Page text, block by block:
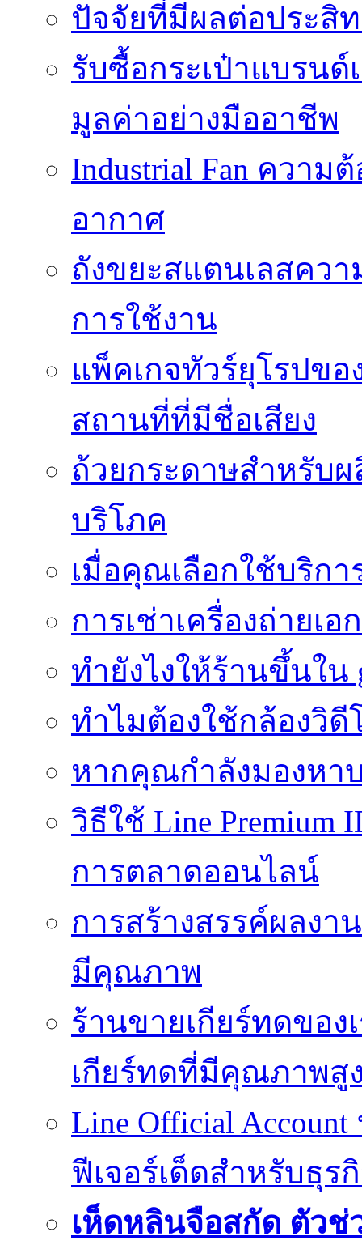
ปัจจัยที่มีผลต่อประสิ
รับซื้อกระเป๋าแบรนด์
มูลค่าอย่างมืออาชีพ
Industrial Fan ควา
อากาศ
ถังขยะสแตนเลสคว
การใช้งาน
แพ็คเกจทัวร์ยุโรปขอ
สถานที่ที่มีชื่อเสียง
ถ้วยกระดาษสำหรับ
บริโภค
เมื่อคุณเลือกใช้บริกา
การเช่าเครื่องถ่ายเ
ทํายังไงให้ร้านขึ้นใน
ทำไมต้องใช้กล้องวิดี
หากคุณกำลังมองหา
วิธีใช้ Line
การตลาดออนไลน์
การสร้างสรรค์ผลงา
มีคุณภาพ
ร้านขายเกียร์ทดของ
เกียร์ทดที่มีคุณภาพสู
Line Official
ฟีเจอร์เด็ดสำหรับธุร
เห็ดหลินจือสกัด ตัว